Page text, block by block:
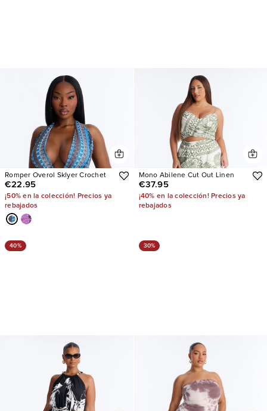
Romper Overol Sklyer Crochet
€22.95
¡50% en la colección! Precios ya
rebajados
Mono Abilene Cut Out Linen
€37.95
¡40% en la colección! Precios ya
rebajados
40% 30%